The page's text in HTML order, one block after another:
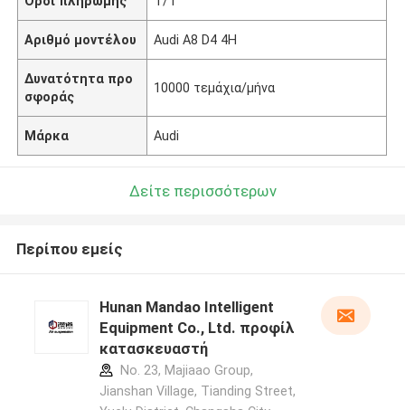
Αριθμό μοντέλου Audi A8 D4 4H
Δυνατότητα προ
σφοράς
10000 τεμάχια/μήνα
Μάρκα Audi
Δείτε περισσότερων
Περίπου εμείς
Hunan Mandao Intelligent
Equipment Co., Ltd. προφίλ
κατασκευαστή
No. 23, Majiaao Group,
Jianshan Village, Tianding Street,